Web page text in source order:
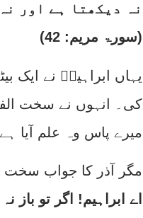
نہ دیکھتا ہے اور
(سورۃ مریم: 42)
یہاں ابراہیمؑ نے ایک
کی۔ انہوں نے سخت
میرے پاس وہ علم آیا
: مگر آذر کا جواب سخت
اے ابراہیم! اگر تو